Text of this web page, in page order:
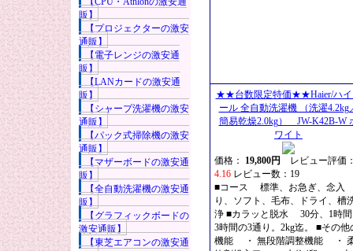
販】
【プロジェクターの激安
通販】
【電子レンジの激安通
販】
【LANカードの激安通
販】
【シャープ洗濯機の激安
通販】
【パック式掃除機の激安
通販】
【マザーボードの激安通
販】
【全自動洗濯機の激安通
販】
【グラフィックボードの
激安通販】
【東芝エアコンの激安通
★★台数限定特価★★Haier/ハイ
ール 全自動洗濯機 （洗濯4.2kg
簡易乾燥2.0kg） JW-K42B-W
ワイト
価格： 19,800円
レビュー評価
4.16 レビュー数：19
■コース 標準、お急ぎ、念入
り、ソフト、毛布、ドライ、槽
浄 ■カラッと脱水 30分、1時
3時間の3通り。2kg迄。 ■その他
機能 ・ 無段階調整機能 ・